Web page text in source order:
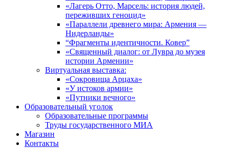
«Лагерь Отто, Марсель: история людей,
переживших геноцид»
«Параллели древнего мира: Армения —
Нидерланды»
“Фрагменты идентичности. Ковер”
«Священный диалог: от Лувра до музея
истории Армении»
Виртуальная выставка:
«Сокровища Арцаха»
«У истоков армии»
«Путники вечного»
Образовательный уголок
Образовательные программы
Труды государственного МИА
Магазин
Контакты